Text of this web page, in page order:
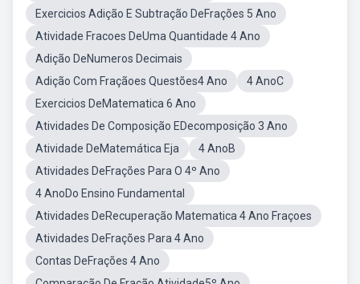
Exercicios Adição E Subtração DeFrações 5 Ano
Atividade Fracoes DeUma Quantidade 4 Ano
Adição DeNumeros Decimais
Adição Com Fraçãoes Questões4 Ano
4 AnoC
Exercicios DeMatematica 6 Ano
Atividades De Composição EDecomposição 3 Ano
Atividade DeMatemática Eja
4 AnoB
Atividades DeFrações Para O 4º Ano
4 AnoDo Ensino Fundamental
Atividades DeRecuperação Matematica 4 Ano Fraçoes
Atividades DeFrações Para 4 Ano
Contas DeFrações 4 Ano